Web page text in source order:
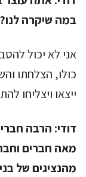
במה שיקרה לנו?
אני לא יכול
כולו, הצלחתו
ייצאו ויצליחו
דודי: הרבה
מאה חברים
מהנציגים של